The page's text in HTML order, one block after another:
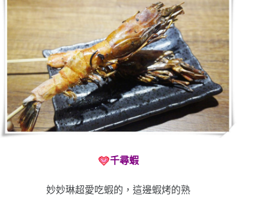
千尋蝦
妙妙琳超愛吃蝦的，這邊蝦烤的熟